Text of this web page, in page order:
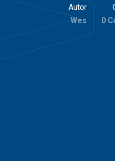
Autor
Wes
0